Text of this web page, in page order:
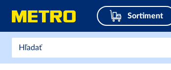
Sortiment